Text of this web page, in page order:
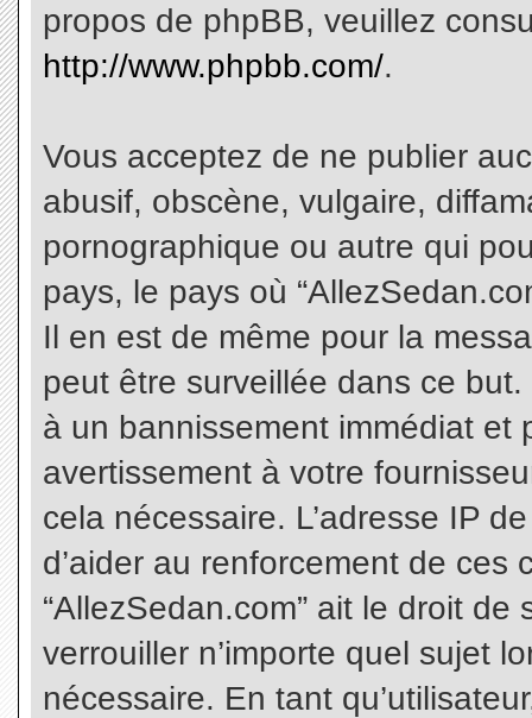
propos de phpBB, veuillez
http://www.phpbb.com/.
Vous acceptez de ne publier
abusif, obscène, vulgaire,
pornographique ou autre qui
pays, le pays où
Il en est de même pour la
peut être surveillée dans ce
à un bannissement immédiat et
avertissement à votre
cela nécessaire. L’adresse IP
d’aider au renforcement de
“AllezSedan.com” ait le droit de
verrouiller n’importe quel sujet
nécessaire. En tant